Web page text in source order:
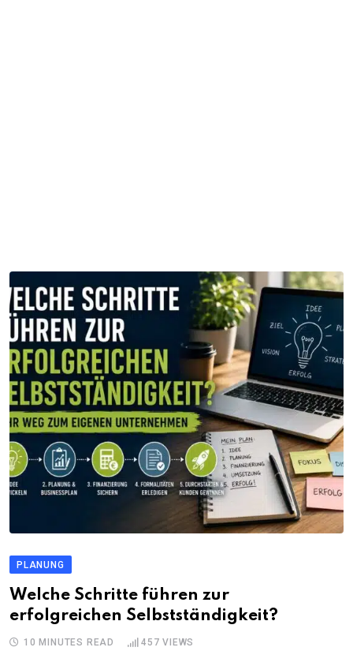
PLANUNG
Welche Schritte führen zur
erfolgreichen Selbstständigkeit?
10 MINUTES READ 457 VIEWS